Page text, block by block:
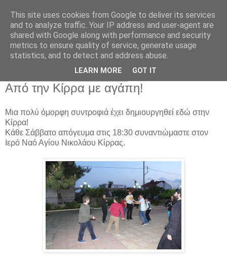
Αρχική Σελίδα
Από την Κίρρα με αγάπη!
Μια πολύ όμορφη συντροφιά έχει δημιουργηθεί εδώ στην
Κίρρα!
Κάθε Σάββατο απόγευμα στις 18:30 συναντιώμαστε στον
Ιερό Ναό Αγίου Νικολάου Κίρρας.
This site uses cookies from Google to deliver its services
and to analyze traffic. Your IP address and user-agent are
shared with Google along with performance and security
metrics to ensure quality of service, generate usage
statistics, and to detect and address abuse.
LEARN MORE GOT IT